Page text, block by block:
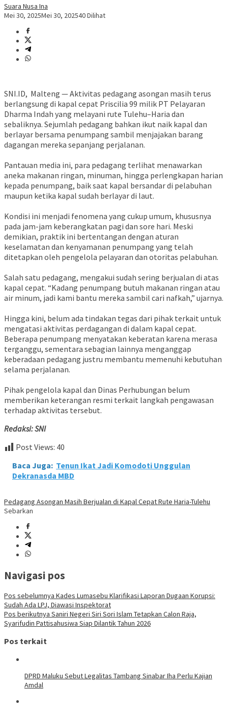
Suara Nusa Ina
Mei 30, 2025Mei 30, 202540 Dilihat
SNI.ID, Malteng — Aktivitas pedagang asongan masih terus
berlangsung di kapal cepat Priscilia 99 milik PT Pelayaran
Dharma Indah yang melayani rute Tulehu–Haria dan
sebaliknya. Sejumlah pedagang bahkan ikut naik kapal dan
berlayar bersama penumpang sambil menjajakan barang
dagangan mereka sepanjang perjalanan.
Pantauan media ini, para pedagang terlihat menawarkan
aneka makanan ringan, minuman, hingga perlengkapan harian
kepada penumpang, baik saat kapal bersandar di pelabuhan
maupun ketika kapal sudah berlayar di laut.
Kondisi ini menjadi fenomena yang cukup umum, khususnya
pada jam-jam keberangkatan pagi dan sore hari. Meski
demikian, praktik ini bertentangan dengan aturan
keselamatan dan kenyamanan penumpang yang telah
ditetapkan oleh pengelola pelayaran dan otoritas pelabuhan.
Salah satu pedagang, mengakui sudah sering berjualan di atas
kapal cepat. “Kadang penumpang butuh makanan ringan atau
air minum, jadi kami bantu mereka sambil cari nafkah,” ujarnya.
Hingga kini, belum ada tindakan tegas dari pihak terkait untuk
mengatasi aktivitas perdagangan di dalam kapal cepat.
Beberapa penumpang menyatakan keberatan karena merasa
terganggu, sementara sebagian lainnya menganggap
keberadaan pedagang justru membantu memenuhi kebutuhan
selama perjalanan.
Pihak pengelola kapal dan Dinas Perhubungan belum
memberikan keterangan resmi terkait langkah pengawasan
terhadap aktivitas tersebut.
Redaksi: SNI
Post Views: 40
Baca Juga: Tenun Ikat Jadi Komodoti Unggulan
Dekranasda MBD
Pedagang Asongan Masih Berjualan di Kapal Cepat Rute Haria-Tulehu
Sebarkan
Navigasi pos
Pos sebelumnya Kades Lumasebu Klarifikasi Laporan Dugaan Korupsi:
Sudah Ada LPJ, Diawasi Inspektorat
Pos berikutnya Saniri Negeri Siri Sori Islam Tetapkan Calon Raja,
Syarifudin Pattisahusiwa Siap Dilantik Tahun 2026
Pos terkait
DPRD Maluku Sebut Legalitas Tambang Sinabar Iha Perlu Kajian
Amdal